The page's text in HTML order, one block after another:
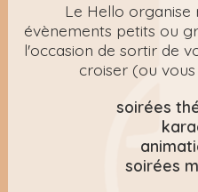
Le Hello organise
évènements petits ou
l'occasion de sortir de
croiser (ou
soirées
soirées